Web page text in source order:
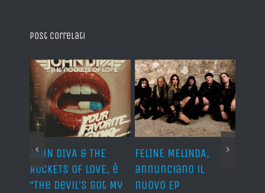
Post correlati
JOHN DIVA & THE
ROCKETS OF LOVE, è
“The Devil’s Got My
FELINE MELINDA,
annunciano il
nuovo EP